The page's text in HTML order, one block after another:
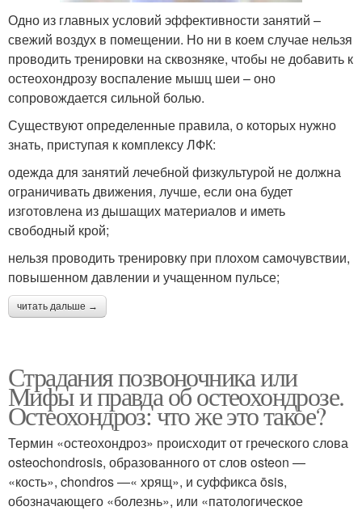
Одно из главных условий эффективности занятий –
свежий воздух в помещении. Но ни в коем случае нельзя
проводить тренировки на сквозняке, чтобы не добавить к
остеохондрозу воспаление мышц шеи – оно
сопровождается сильной болью.
Существуют определенные правила, о которых нужно
знать, приступая к комплексу ЛФК:
одежда для занятий лечебной физкультурой не должна
ограничивать движения, лучше, если она будет
изготовлена из дышащих материалов и иметь
свободный крой;
нельзя проводить тренировку при плохом самочувствии,
повышенном давлении и учащенном пульсе;
читать дальше →
Страдания позвоночника или
Мифы и правда об остеохондрозе.
Остеохондроз: что же это такое?
Термин «остеохондроз» происходит от греческого слова
osteochondrosis, образованного от слов osteon —
«кость», chondros —« хрящ», и суффикса ōsis,
обозначающего «болезнь», или «патологическое